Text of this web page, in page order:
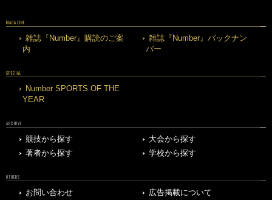
MAGAZINE
雑誌『Number』購読のご案
内
雑誌『Number』バックナン
バー
SPECIAL
Number SPORTS OF THE
YEAR
ARCHIVE
競技から探す
大会から探す
著者から探す
学校から探す
OTHERS
お問い合わせ 広告掲載について